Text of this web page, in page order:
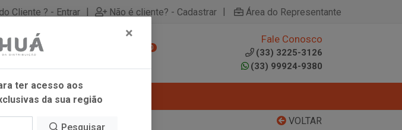
Cliente ? - Entrar | Não é cliente? - Cadastrar | Área do Representante
0
Fale Conosco
(33) 3225-3126
(33) 99924-9380
VOLTAR
×
ter acesso aos
da sua região
Pesquisar